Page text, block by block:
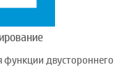
функции двустороннего